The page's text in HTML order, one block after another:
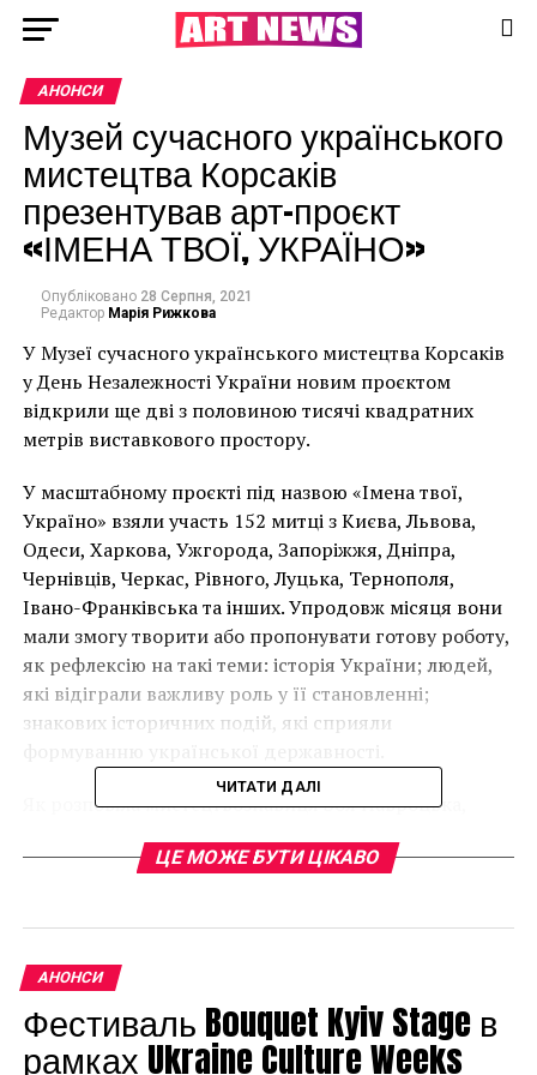
АНОНСИ
Музей сучасного українського
мистецтва Корсаків
презентував арт-проєкт
«ІМЕНА ТВОЇ, УКРАЇНО»
Опубліковано 28 Серпня, 2021
Редактор Марія Рижкова
У Музеї сучасного українського мистецтва Корсаків
у День Незалежності України новим проєктом
відкрили ще дві з половиною тисячі квадратних
метрів виставкового простору.
У масштабному проєкті під назвою «Імена твої,
Україно» взяли участь 152 митці з Києва, Львова,
Одеси, Харкова, Ужгорода, Запоріжжя, Дніпра,
Чернівців, Черкас, Рівного, Луцька, Тернополя,
Івано-Франківська та інших. Упродовж місяця вони
мали змогу творити або пропонувати готову роботу,
як рефлексію на такі теми: історія України; людей,
які відіграли важливу роль у її становленні;
знакових історичних подій, які сприяли
Як розповіла мистецтвознавиця Зоя Навроцька,
історію, хто задумується над тим, аби стати
прагнуть до самоідентифікації українців у
Всього було триста учасників, з яких обрали 152.
ЧИТАТИ ДАЛІ
ЦЕ МОЖЕ БУТИ ЦІКАВО
АНОНСИ
Фестиваль Bouquet Kyiv Stage в
рамках Ukraine Culture Weeks